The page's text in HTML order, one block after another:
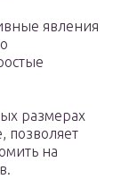
явления
размерах
позволяет
на